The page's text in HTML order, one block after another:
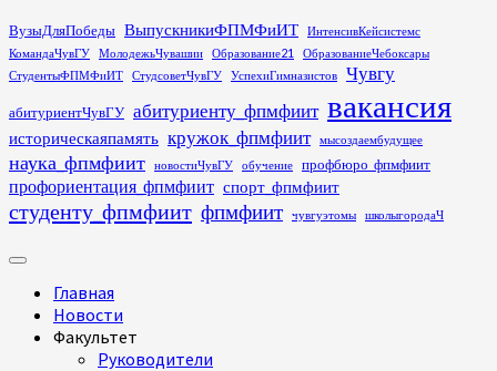
Перейти
к
содержимому
ВузыДляПобеды ВыпускникиФПМФиИТ
ИнтенсивКейсистемс
КомандаЧувГУ
МолодежьЧувашии Образование21
ОбразованиеЧебоксары
СтудентыФПМФиИТ
СтудсоветЧувГУ УспехиГимназистов Чувгу
абитуриентЧувГУ абитуриенту_фпмфиит вакансия
историческаяпамять кружок_фпмфиит мысоздаембудущее
наука_фпмфиит новостиЧувГУ обучение профбюро_фпмфиит
профориентация_фпмфиит спорт_фпмфиит
студенту_фпмфиит фпмфиит чувгуэтомы школыгородаЧ
Основное
Главная
Новости
Факультет
Руководители